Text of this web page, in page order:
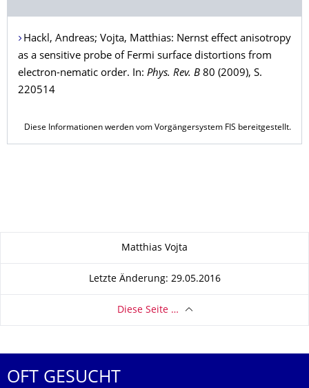
Hackl, Andreas; Vojta, Matthias: Nernst effect anisotropy
as a sensitive probe of Fermi surface distortions from
electron-nematic order. In: Phys. Rev. B 80 (2009), S.
220514
Diese Informationen werden vom Vorgängersystem FIS bereitgestellt.
Matthias Vojta
Letzte Änderung: 29.05.2016
Diese Seite …
OFT GESUCHT